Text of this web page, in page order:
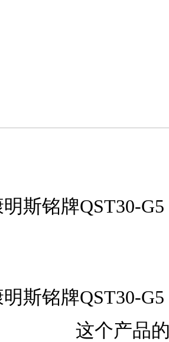
明斯铭牌QST30-
明斯铭牌QST30-
这个产品